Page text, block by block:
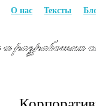
О нас Тексты